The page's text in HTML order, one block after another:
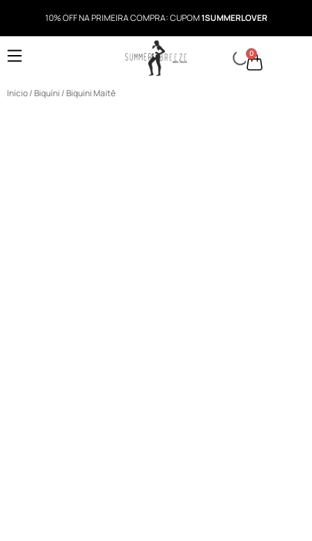
10% OFF NA PRIMEIRA COMPRA: CUPOM1SUMMERLOVER
0
Início/Biquíni/ Biquini Maitê